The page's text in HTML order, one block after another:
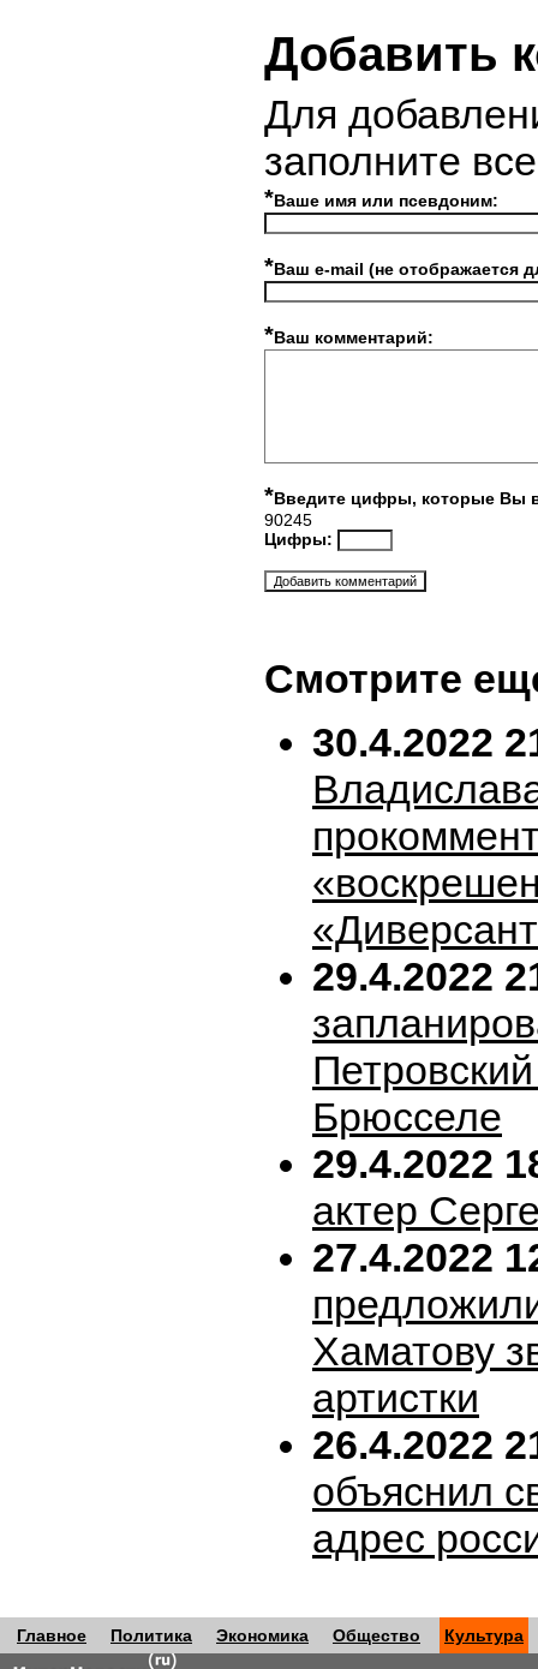
Добавить
Для
заполните
*Ваше имя или псевдоним:
*Ваш e-mail (не отображается
*Ваш комментарий:
*Введите цифры, которые Вы
90245
Цифры:
Смотрите
30.4.2022
29.4.2022
Брюсселе
29.4.2022
актер
27.4.2022
Хаматову
артистки
26.4.2022
объяснил
адрес
Главное Политика Экономика Общество Культура